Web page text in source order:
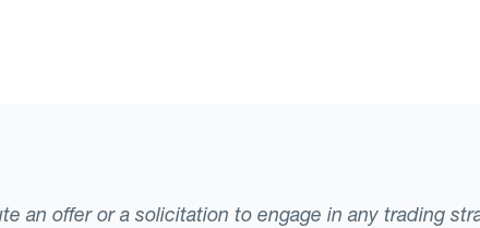
an offer or a solicitation to engage in any trading